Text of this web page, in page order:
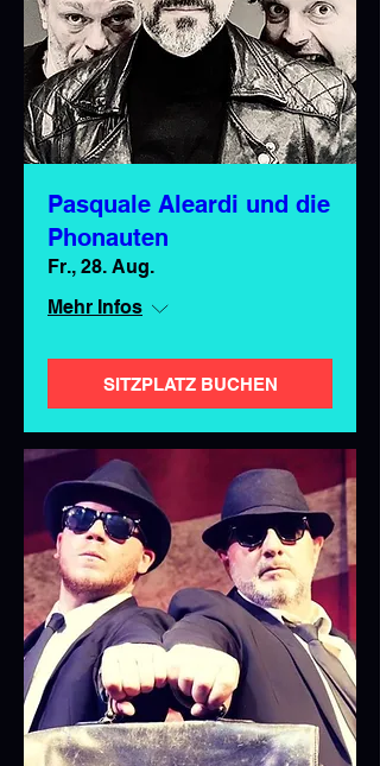
Pasquale Aleardi und die
Phonauten
Fr., 28. Aug.
Mehr Infos
SITZPLATZ BUCHEN